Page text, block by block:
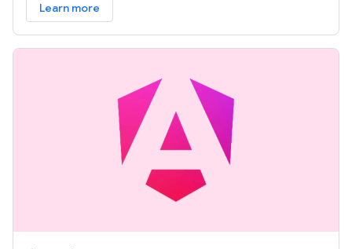
Learn more